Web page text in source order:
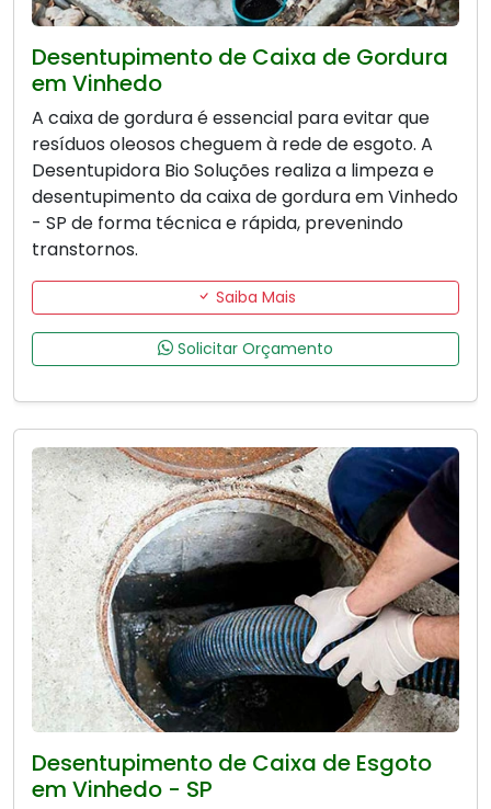
Desentupimento de Caixa de Gordura
em Vinhedo
A caixa de gordura é essencial para evitar que
resíduos oleosos cheguem à rede de esgoto. A
Desentupidora Bio Soluções realiza a limpeza e
desentupimento da caixa de gordura em Vinhedo
- SP de forma técnica e rápida, prevenindo
transtornos.
Saiba Mais
Solicitar Orçamento
Desentupimento de Caixa de Esgoto
em Vinhedo - SP